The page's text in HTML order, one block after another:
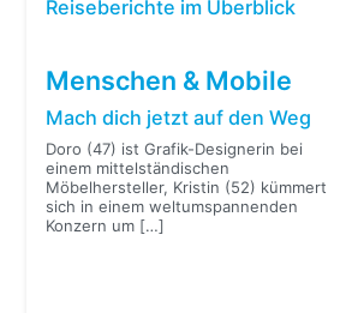
Reiseberichte im Überblick
Menschen & Mobile
Mach dich jetzt auf den Weg
Doro (47) ist Grafik-Designerin bei
einem mittelständischen
Möbelhersteller, Kristin (52) kümmert
sich in einem weltumspannenden
Konzern um […]